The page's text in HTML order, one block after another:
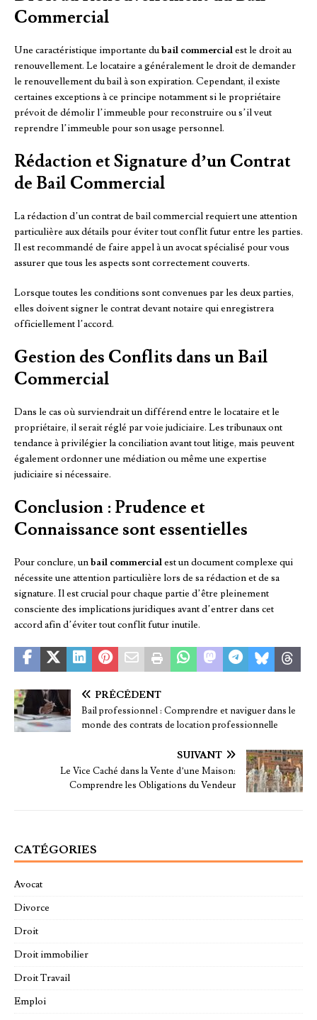
Commercial
Une caractéristique importante dubail commercialest le droit au
renouvellement. Le locataire a généralement le droit de demander
le renouvellement du bail à son expiration. Cependant, il existe
certaines exceptions à ce principe notamment si le propriétaire
prévoit de démolir l’immeuble pour reconstruire ou s’il veut
reprendre l’immeuble pour son usage personnel.
Rédaction et Signature d’un Contrat
de Bail Commercial
La rédaction d’un contrat de bail commercial requiert une attention
particulière aux détails pour éviter tout conflit futur entre les parties.
Il est recommandé de faire appel à un avocat spécialisé pour vous
assurer que tous les aspects sont correctement couverts.
Lorsque toutes les conditions sont convenues par les deux parties,
elles doivent signer le contrat devant notaire qui enregistrera
officiellement l’accord.
Gestion des Conflits dans un Bail
Commercial
Dans le cas où surviendrait un différend entre le locataire et le
propriétaire, il serait réglé par voie judiciaire. Les tribunaux ont
tendance à privilégier la conciliation avant tout litige, mais peuvent
également ordonner une médiation ou même une expertise
judiciaire si nécessaire.
Conclusion : Prudence et
Connaissance sont essentielles
Pour conclure, unbail commercialest un document complexe qui
nécessite une attention particulière lors de sa rédaction et de sa
signature. Il est crucial pour chaque partie d’être pleinement
consciente des implications juridiques avant d’entrer dans cet
accord afin d’éviter tout conflit futur inutile.
PRÉCÉDENT
Bail professionnel : Comprendre et naviguer dans le
monde des contrats de location professionnelle
SUIVANT
Le Vice Caché dans la Vente d’une Maison:
Comprendre les Obligations du Vendeur
CATÉGORIES
Avocat
Divorce
Droit
Droit immobilier
Droit Travail
Emploi